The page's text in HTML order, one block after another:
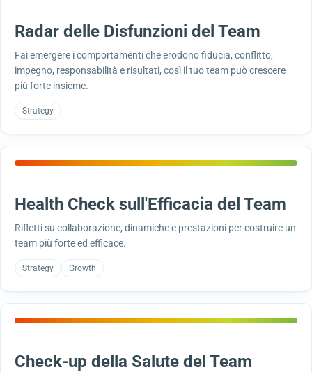
Radar delle Disfunzioni del Team
Fai emergere i comportamenti che erodono fiducia, conflitto,
impegno, responsabilità e risultati, così il tuo team può crescere
più forte insieme.
Strategy
Health Check sull'Efficacia del Team
Rifletti su collaborazione, dinamiche e prestazioni per costruire un
team più forte ed efficace.
Strategy Growth
Check-up della Salute del Team